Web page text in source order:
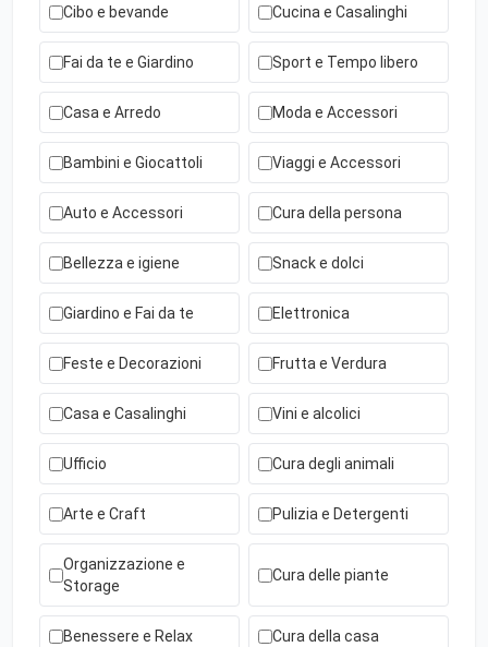
Cibo e bevande Cucina e Casalinghi
Fai da te e Giardino Sport e Tempo libero
Casa e Arredo Moda e Accessori
Bambini e Giocattoli Viaggi e Accessori
Auto e Accessori Cura della persona
Bellezza e igiene Snack e dolci
Giardino e Fai da te Elettronica
Feste e Decorazioni Frutta e Verdura
Casa e Casalinghi Vini e alcolici
Ufficio Cura degli animali
Arte e Craft Pulizia e Detergenti
Organizzazione e
Storage
Cura delle piante
Benessere e Relax Cura della casa